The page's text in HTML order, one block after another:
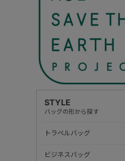
STYLE
バッグの形から探す
トラベルバッグ
ビジネスバッグ